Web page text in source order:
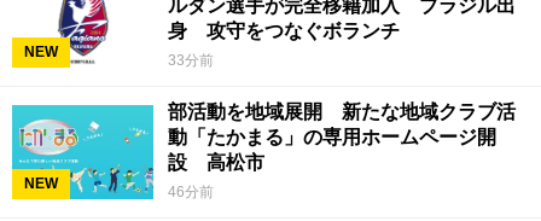
NEW
ルダン選手が完全移籍加入 ブラジル出
身 攻守をつなぐボランチ
33分前
NEW
部活動を地域展開 新たな地域クラブ活
動「たかまる」の専用ホームページ開
設 高松市
46分前